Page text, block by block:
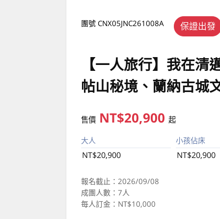
保證出發
團號 CNX05JNC261008A
【一人旅行】我在
帖山秘境、蘭納古城
售價 NT$20,900起
大人
NT$20,900
小孩佔床
NT$20,900
報名截止：2026/09/08
成團人數：7人
每人訂金：NT$10,000